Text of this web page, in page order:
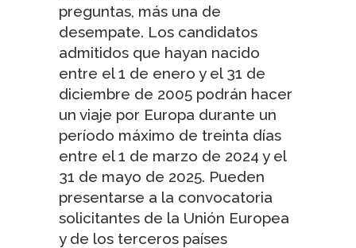
preguntas, más una de
desempate. Los candidatos
admitidos que hayan nacido
entre el 1 de enero y el 31 de
diciembre de 2005 podrán hacer
un viaje por Europa durante un
período máximo de treinta días
entre el 1 de marzo de 2024 y el
31 de mayo de 2025. Pueden
presentarse a la convocatoria
solicitantes de la Unión Europea
y de los terceros países